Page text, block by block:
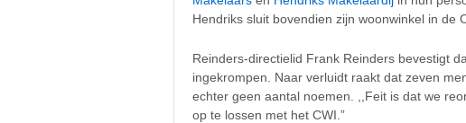
Hendriks sluit bovendien zijn woonwinkel in de
Reinders-directielid Frank Reinders bevestigt
ingekrompen. Naar verluidt raakt dat zeven
echter geen aantal noemen. ,,Feit is dat we
op te lossen met het CWI.”